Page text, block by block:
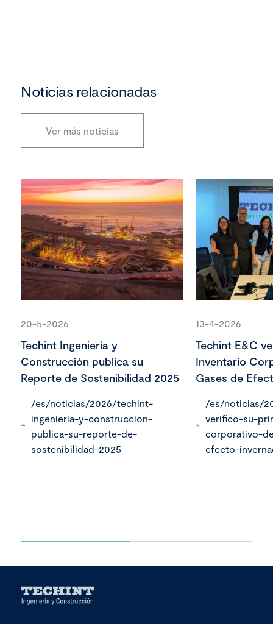
Noticias relacionadas
Ver más noticias
20-5-2026
Techint Ingeniería y
Construcción publica su
Reporte de Sostenibilidad 2025
/es/noticias/2026/techint-
ingenieria-y-construccion-
publica-su-reporte-de-
sostenibilidad-2025
13-4-2026
Techint E&C
Inventario
Gases de
/es/noticias/
verifico-su-
corporativo-
efecto-